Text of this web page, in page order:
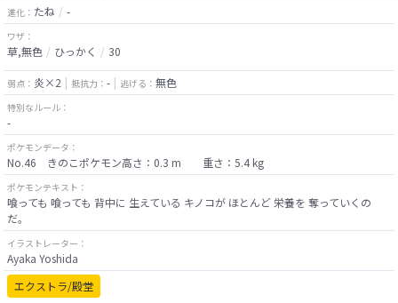
進化： たね -
ワザ：
草,無色 ひっかく 30
弱点： 炎×2 抵抗力： - 逃げる： 無色
特別なルール：
-
ポケモンデータ：
No.46 きのこポケモン高さ：0.3 m 重さ：5.4 kg
ポケモンテキスト：
喰っても 喰っても 背中に 生えている キノコが ほとんど 栄養を 奪っていくの
だ。
イラストレーター：
Ayaka Yoshida
エクストラ/殿堂